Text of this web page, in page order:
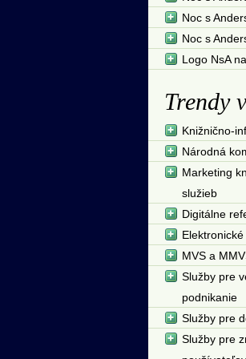
Noc s
Noc s
Logo NsA
Trendy
Knižnično-
Národná
Marketing
služieb
Digitálne
MVS a
Služby pre
podnikanie
Služby pre
Služby pre